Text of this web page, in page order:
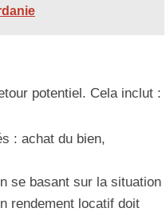
potentiel. Cela inclut :
: achat du bien,
se basant sur la situation
rendement locatif doit